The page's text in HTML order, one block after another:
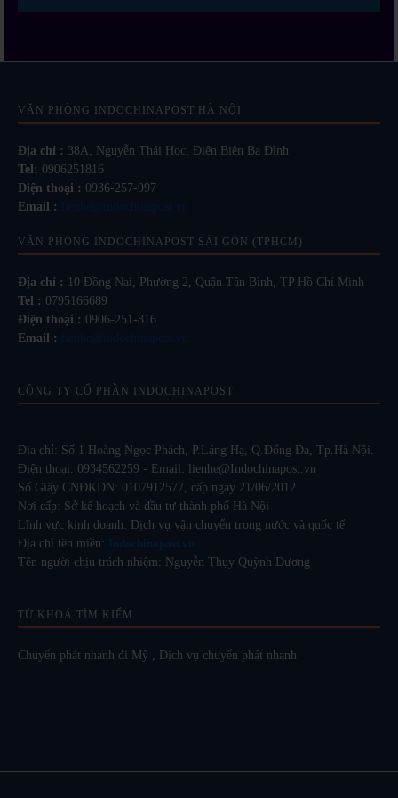
VĂN PHÒNG INDOCHINAPOST HÀ NỘI
Địa chỉ : 38A, Nguyễn Thái Học, Điện Biên Ba Đình
Tel: 0906251816
Điện thoại : 0936-257-997
Email :
lienhe@indochinapost.vn
VĂN PHÒNG INDOCHINAPOST SÀI GÒN (TPHCM)
Địa chỉ : 10 Đồng Nai, Phường 2, Quận Tân Bình, TP Hồ Chí Minh
Tel : 0795166689
Điện thoại : 0906-251-816
Email :
lienhe@indochinapost.vn
CÔNG TY CỔ PHẦN INDOCHINAPOST
Địa chỉ: Số 1 Hoàng Ngọc Phách, P.Láng Hạ, Q.Đống Đa, Tp.Hà Nội.
Điện thoại: 0934562259 - Email: lienhe@Indochinapost.vn
Số Giấy CNĐKDN: 0107912577, cấp ngày 21/06/2012
Nơi cấp: Sở kế hoạch và đầu tư thành phố Hà Nội
Lĩnh vực kinh doanh: Dịch vụ vận chuyển trong nước và quốc tế
Địa chỉ tên miền: Indochinapost.vn
Tên người chịu trách nhiệm: Nguyễn Thụy Quỳnh Dương
TỪ KHOÁ TÌM KIẾM
Chuyển phát nhanh đi Mỹ Dịch vụ chuyển phát nhanh